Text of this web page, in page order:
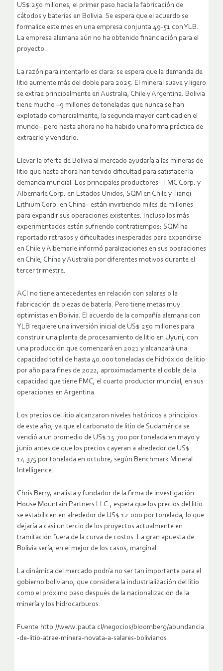
US$ 250 millones, el primer paso hacia la fabricación de
cátodos y baterías en Bolivia. Se espera que el acuerdo se
formalice este mes en una empresa conjunta 49-51 con YLB.
La empresa alemana aún no ha obtenido financiación para el
proyecto.
La razón para intentarlo es clara: se espera que la demanda de
litio aumente más del doble para 2025. El mineral suave y ligero
se extrae principalmente en Australia, Chile y Argentina. Bolivia
tiene mucho –9 millones de toneladas que nunca se han
explotado comercialmente, la segunda mayor cantidad en el
mundo– pero hasta ahora no ha habido una forma práctica de
extraerlo y venderlo.
Llevar la oferta de Bolivia al mercado ayudaría a las mineras de
litio que hasta ahora han tenido dificultad para satisfacer la
demanda mundial. Los principales productores –FMC Corp. y
Albemarle Corp. en Estados Unidos, SQM en Chile y Tianqi
Lithium Corp. en China– están invirtiendo miles de millones
para expandir sus operaciones existentes. Incluso los más
experimentados están sufriendo contratiempos: SQM ha
reportado retrasos y dificultades inesperadas para expandirse
en Chile y Albemarle informó paralizaciones en sus operaciones
en Chile, China y Australia por diferentes motivos durante el
tercer trimestre.
ACI no tiene antecedentes en relación con salares o la
fabricación de piezas de batería. Pero tiene metas muy
optimistas en Bolivia. El acuerdo de la compañía alemana con
YLB requiere una inversión inicial de US$ 250 millones para
construir una planta de procesamiento de litio en Uyuni, con
una producción que comenzará en 2021 y alcanzará una
capacidad total de hasta 40.000 toneladas de hidróxido de litio
por año para fines de 2022, aproximadamente el doble de la
capacidad que tiene FMC, el cuarto productor mundial, en sus
operaciones en Argentina.
Los precios del litio alcanzaron niveles históricos a principios
de este año, ya que el carbonato de litio de Sudamérica se
vendió a un promedio de US$ 15.700 por tonelada en mayo y
junio antes de que los precios cayeran a alrededor de US$
14.375 por tonelada en octubre, según Benchmark Mineral
Intelligence.
Chris Berry, analista y fundador de la firma de investigación
House Mountain Partners LLC., espera que los precios del litio
se estabilicen en alrededor de US$ 12.000 por tonelada, lo que
dejaría a casi un tercio de los proyectos actualmente en
tramitación fuera de la curva de costos. La gran apuesta de
Bolivia sería, en el mejor de los casos, marginal.
La dinámica del mercado podría no ser tan importante para el
gobierno boliviano, que considera la industrialización del litio
como el próximo paso después de la nacionalización de la
minería y los hidrocarburos.
Fuente:http://www.pauta.cl/negocios/bloomberg/abundancia
-de-litio-atrae-minera-novata-a-salares-bolivianos